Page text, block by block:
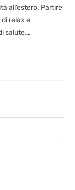
all’estero. Partire
relax e
salute,…